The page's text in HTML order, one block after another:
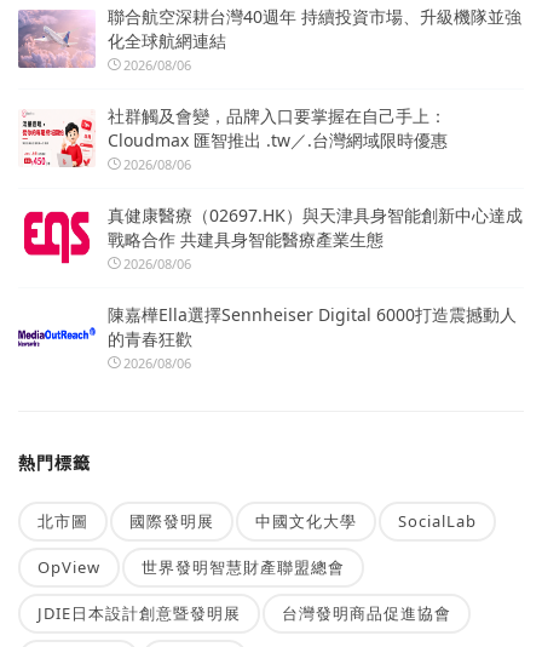
聯合航空深耕台灣40週年 持續投資市場、升級機隊並強
化全球航網連結
2026/08/06
社群觸及會變，品牌入口要掌握在自己手上：
Cloudmax 匯智推出 .tw／.台灣網域限時優惠
2026/08/06
真健康醫療（02697.HK）與天津具身智能創新中心達成
戰略合作 共建具身智能醫療產業生態
2026/08/06
陳嘉樺Ella選擇Sennheiser Digital 6000打造震撼動人
的青春狂歡
2026/08/06
熱門標籤
北市圖 國際發明展 中國文化大學 SocialLab
OpView 世界發明智慧財產聯盟總會
JDIE日本設計創意暨發明展 台灣發明商品促進協會